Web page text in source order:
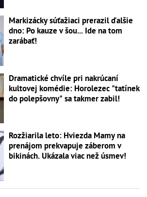
Markizácky súťažiaci prerazil ďalšie
dno: Po kauze v šou... Ide na tom
zarábať!
Dramatické chvíle pri nakrúcaní
kultovej komédie: Horolezec "tatínek
do polepšovny" sa takmer zabil!
Rozžiarila leto: Hviezda Mamy na
prenájom prekvapuje záberom v
bikinách. Ukázala viac než úsmev!